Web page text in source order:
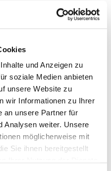
und Anzeigen zu
soziale Medien anbieten
unsere Website zu
wir Informationen zu Ihrer
an unsere Partner für
Analysen weiter. Unsere
möglicherweise mit
Sie ihnen bereitgestellt
dazu bei, dass
Hitzeperioden
regelmäßig
Gewitter hinterlassen
Fenstern und
Bürogebäuden,
Einrichtungen wirken
einladender und
in den